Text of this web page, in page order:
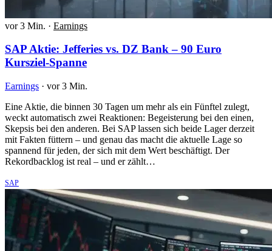
vor 3 Min. · Earnings
SAP Aktie: Jefferies vs. DZ Bank – 90 Euro
Kursziel-Spanne
Earnings · vor 3 Min.
Eine Aktie, die binnen 30 Tagen um mehr als ein Fünftel zulegt,
weckt automatisch zwei Reaktionen: Begeisterung bei den einen,
Skepsis bei den anderen. Bei SAP lassen sich beide Lager derzeit
mit Fakten füttern – und genau das macht die aktuelle Lage so
spannend für jeden, der sich mit dem Wert beschäftigt. Der
Rekordbacklog ist real – und er zählt…
SAP